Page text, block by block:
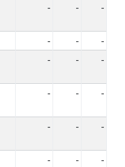
- - -
- -
-
- - -
- - -
- - -
- - -